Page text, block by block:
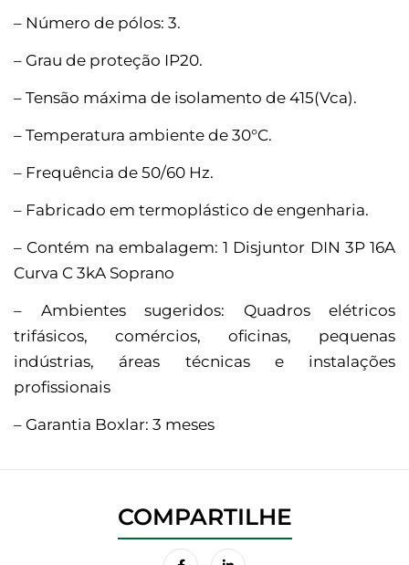
– Número de pólos: 3.
– Grau de proteção IP20.
– Tensão máxima de isolamento de 415(Vca).
– Temperatura ambiente de 30°C.
– Frequência de 50/60 Hz.
– Fabricado em termoplástico de engenharia.
– Contém na embalagem: 1 Disjuntor DIN 3P 16A
Curva C 3kA Soprano
– Ambientes sugeridos: Quadros elétricos
trifásicos, comércios, oficinas, pequenas
indústrias, áreas técnicas e instalações
profissionais
– Garantia Boxlar: 3 meses